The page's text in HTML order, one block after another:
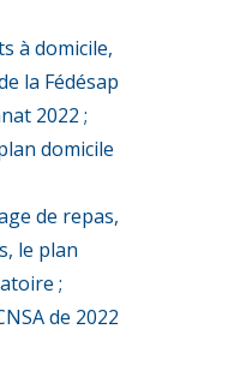
à domicile,
la Fédésap
2022 ;
domicile
de repas,
le plan
;
de 2022